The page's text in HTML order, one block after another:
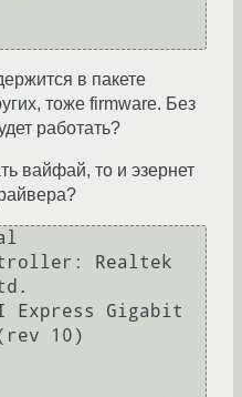
в пакете
тоже firmware. Без
работать?
вайфай, то и эзернет
Realtek
Express Gigabit
10)